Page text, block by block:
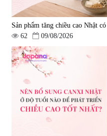
Sản phẩm tăng chiều cao Nhật
62
09/08/2026